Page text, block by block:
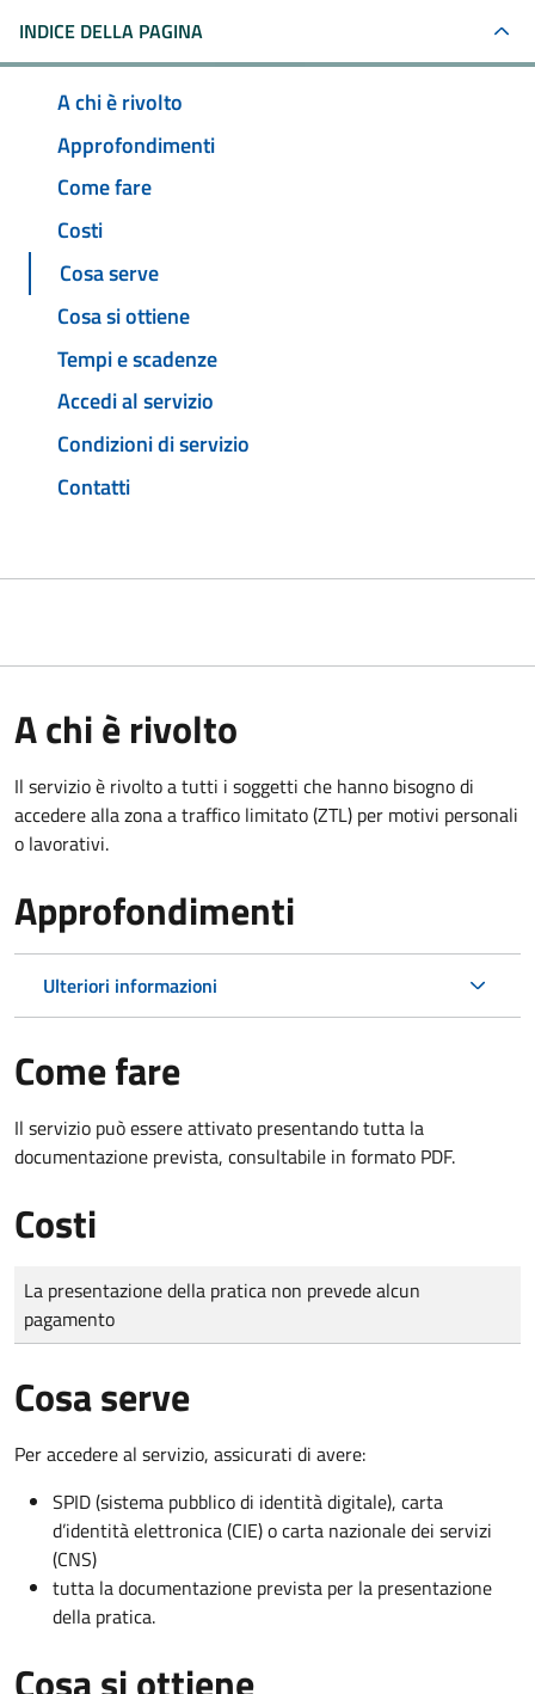
INDICE DELLA PAGINA
A chi è rivolto
Approfondimenti
Come fare
Costi
Cosa serve
Cosa si ottiene
Tempi e scadenze
Accedi al servizio
Condizioni di servizio
Contatti
A chi è rivolto
Il servizio è rivolto a tutti i soggetti che hanno bisogno di
accedere alla zona a traffico limitato (ZTL) per motivi personali
o lavorativi.
Approfondimenti
Ulteriori informazioni
Come fare
Il servizio può essere attivato presentando tutta la
documentazione prevista, consultabile in formato PDF.
Costi
Tipo di pagamento
Importo
La presentazione della pratica non prevede alcun
pagamento
Cosa serve
Per accedere al servizio, assicurati di avere:
SPID (sistema pubblico di identità digitale), carta
d’identità elettronica (CIE) o carta nazionale dei servizi
(CNS)
tutta la documentazione prevista per la presentazione
della pratica.